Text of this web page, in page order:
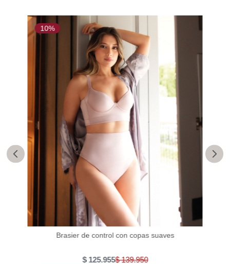
10%
Brasier de control con copas suaves
$ 139.950
$ 125.955